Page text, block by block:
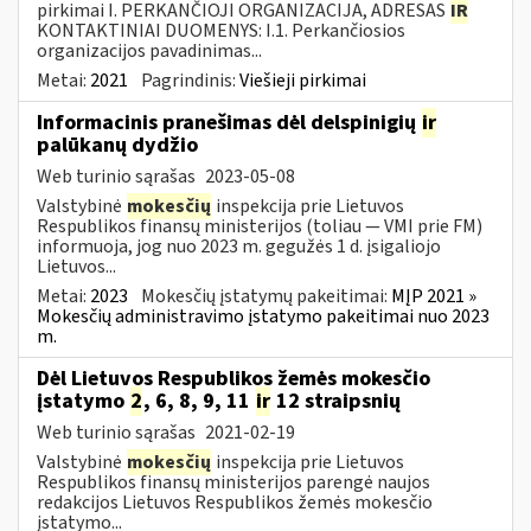
pirkimai I. PERKANČIOJI ORGANIZACIJA, ADRESAS IR
KONTAKTINIAI DUOMENYS: I.1. Perkančiosios
organizacijos pavadinimas...
Metai: 2021 Pagrindinis:Viešieji pirkimai
Informacinis pranešimas dėl delspinigių ir
palūkanų dydžio
Web turinio sąrašas 2023-05-08
Valstybinė mokesčių inspekcija prie Lietuvos
Respublikos finansų ministerijos (toliau — VMI prie FM)
informuoja, jog nuo 2023 m. gegužės 1 d. įsigaliojo
Lietuvos...
Metai: 2023 Mokesčių įstatymų pakeitimai: MĮP 2021 »
Mokesčių administravimo įstatymo pakeitimai nuo 2023
m.
Dėl Lietuvos Respublikos žemės mokesčio
įstatymo 2, 6, 8, 9, 11 ir 12 straipsnių
Web turinio sąrašas 2021-02-19
Valstybinė mokesčių inspekcija prie Lietuvos
Respublikos finansų ministerijos parengė naujos
redakcijos Lietuvos Respublikos žemės mokesčio
įstatymo...